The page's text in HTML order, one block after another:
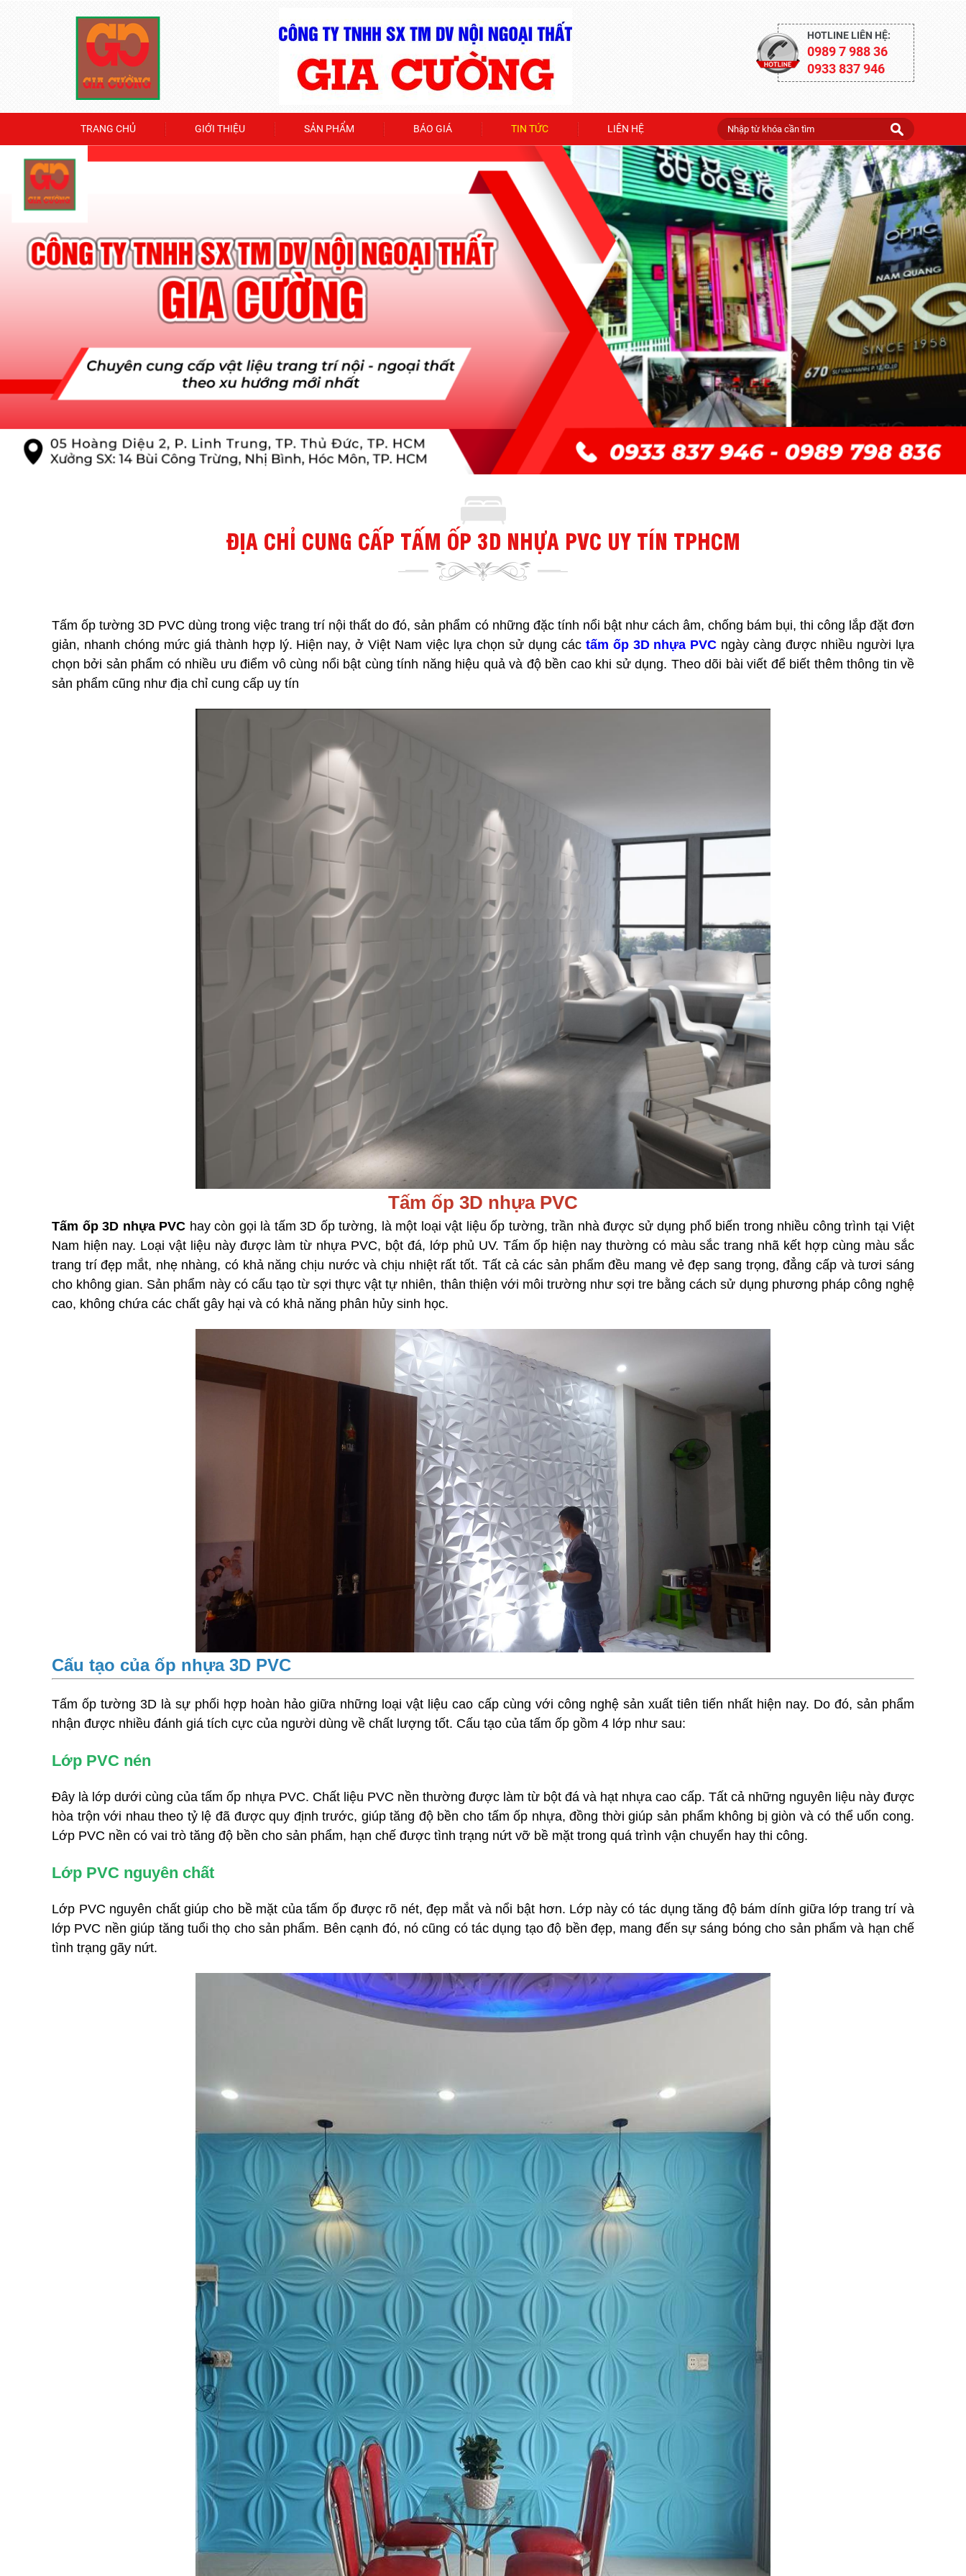
HOTLINE LIÊN HỆ:
0989 7 988 36
0933 837 946
TRANG CHỦ GIỚI THIỆU SẢN PHẨM BÁO GIÁ TIN TỨC LIÊN HỆ
ĐỊA CHỈ CUNG CẤP TẤM ỐP 3D NHỰA PVC UY TÍN TPHCM
Tấm ốp tường 3D PVC dùng trong việc trang trí nội thất do đó, sản phẩm có những đặc tính nổi bật như cách âm, chống bám bụi, thi công lắp đặt đơn
giản, nhanh chóng mức giá thành hợp lý. Hiện nay, ở Việt Nam việc lựa chọn sử dụng các tấm ốp 3D nhựa PVC ngày càng được nhiều người lựa
chọn bởi sản phẩm có nhiều ưu điểm vô cùng nổi bật cùng tính năng hiệu quả và độ bền cao khi sử dụng. Theo dõi bài viết để biết thêm thông tin về
sản phẩm cũng như địa chỉ cung cấp uy tín
Tấm ốp 3D nhựa PVC
Tấm ốp 3D nhựa PVC hay còn gọi là tấm 3D ốp tường, là một loại vật liệu ốp tường, trần nhà được sử dụng phổ biến trong nhiều công trình tại Việt
Nam hiện nay. Loại vật liệu này được làm từ nhựa PVC, bột đá, lớp phủ UV. Tấm ốp hiện nay thường có màu sắc trang nhã kết hợp cùng màu sắc
trang trí đẹp mắt, nhẹ nhàng, có khả năng chịu nước và chịu nhiệt rất tốt. Tất cả các sản phẩm đều mang vẻ đẹp sang trọng, đẳng cấp và tươi sáng
cho không gian. Sản phẩm này có cấu tạo từ sợi thực vật tự nhiên, thân thiện với môi trường như sợi tre bằng cách sử dụng phương pháp công nghệ
cao, không chứa các chất gây hại và có khả năng phân hủy sinh học.
Cấu tạo của ốp nhựa 3D PVC
Tấm ốp tường 3D là sự phối hợp hoàn hảo giữa những loại vật liệu cao cấp cùng với công nghệ sản xuất tiên tiến nhất hiện nay. Do đó, sản phẩm
nhận được nhiều đánh giá tích cực của người dùng về chất lượng tốt. Cấu tạo của tấm ốp gồm 4 lớp như sau:
Lớp PVC nén
Đây là lớp dưới cùng của tấm ốp nhựa PVC. Chất liệu PVC nền thường được làm từ bột đá và hạt nhựa cao cấp. Tất cả những nguyên liệu này được
hòa trộn với nhau theo tỷ lệ đã được quy định trước, giúp tăng độ bền cho tấm ốp nhựa, đồng thời giúp sản phẩm không bị giòn và có thể uốn cong.
Lớp PVC nền có vai trò tăng độ bền cho sản phẩm, hạn chế được tình trạng nứt vỡ bề mặt trong quá trình vận chuyển hay thi công.
Lớp PVC nguyên chất
Lớp PVC nguyên chất giúp cho bề mặt của tấm ốp được rõ nét, đẹp mắt và nổi bật hơn. Lớp này có tác dụng tăng độ bám dính giữa lớp trang trí và
lớp PVC nền giúp tăng tuổi thọ cho sản phẩm. Bên cạnh đó, nó cũng có tác dụng tạo độ bền đẹp, mang đến sự sáng bóng cho sản phẩm và hạn chế
tình trạng gãy nứt.